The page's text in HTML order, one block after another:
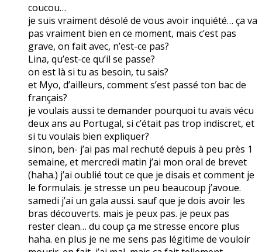
coucou…
je suis vraiment désolé de vous avoir inquiété… ça va
pas vraiment bien en ce moment, mais c’est pas
grave, on fait avec, n’est-ce pas?
Lina, qu’est-ce qu’il se passe?
on est là si tu as besoin, tu sais?
et Myo, d’ailleurs, comment s’est passé ton bac de
français?
je voulais aussi te demander pourquoi tu avais vécu
deux ans au Portugal, si c’était pas trop indiscret, et
si tu voulais bien expliquer?
sinon, ben- j’ai pas mal rechuté depuis à peu près 1
semaine, et mercredi matin j’ai mon oral de brevet
(haha.) j’ai oublié tout ce que je disais et comment je
le formulais. je stresse un peu beaucoup j’avoue.
samedi j’ai un gala aussi. sauf que je dois avoir les
bras découverts. mais je peux pas. je peux pas
rester clean… du coup ça me stresse encore plus
haha. en plus je ne me sens pas légitime de vouloir